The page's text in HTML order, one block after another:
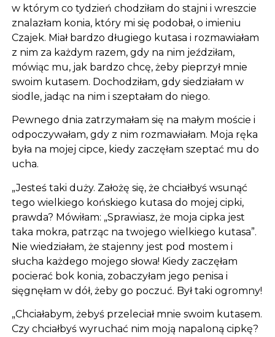
w którym co tydzień chodziłam do stajni i wreszcie
znalazłam konia, który mi się podobał, o imieniu
Czajek. Miał bardzo długiego kutasa i rozmawiałam
z nim za każdym razem, gdy na nim jeździłam,
mówiąc mu, jak bardzo chcę, żeby pieprzył mnie
swoim kutasem. Dochodziłam, gdy siedziałam w
siodle, jadąc na nim i szeptałam do niego.
Pewnego dnia zatrzymałam się na małym moście i
odpoczywałam, gdy z nim rozmawiałam. Moja ręka
była na mojej cipce, kiedy zaczęłam szeptać mu do
ucha.
„Jesteś taki duży. Założę się, że chciałbyś wsunąć
tego wielkiego końskiego kutasa do mojej cipki,
prawda? Mówiłam: „Sprawiasz, że moja cipka jest
taka mokra, patrząc na twojego wielkiego kutasa”.
Nie wiedziałam, że stajenny jest pod mostem i
słucha każdego mojego słowa! Kiedy zaczęłam
pocierać bok konia, zobaczyłam jego penisa i
sięgnęłam w dół, żeby go poczuć. Był taki ogromny!
„Chciałabym, żebyś przeleciał mnie swoim kutasem.
Czy chciałbyś wyruchać nim moją napaloną cipkę?